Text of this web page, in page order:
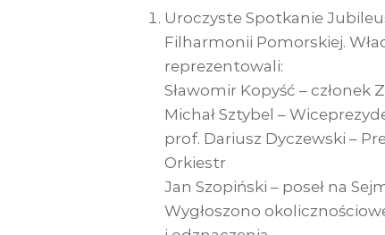
Uroczyste Spotkanie
Filharmonii Pomorskiej.
reprezentowali:
Sławomir Kopyść –
Michał Sztybel –
prof. Dariusz Dyczewski –
Orkiestr
Jan Szopiński – poseł na
Wygłoszono